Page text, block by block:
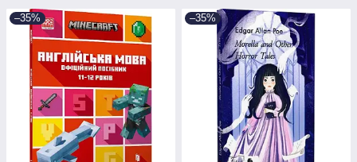
–35% –35%